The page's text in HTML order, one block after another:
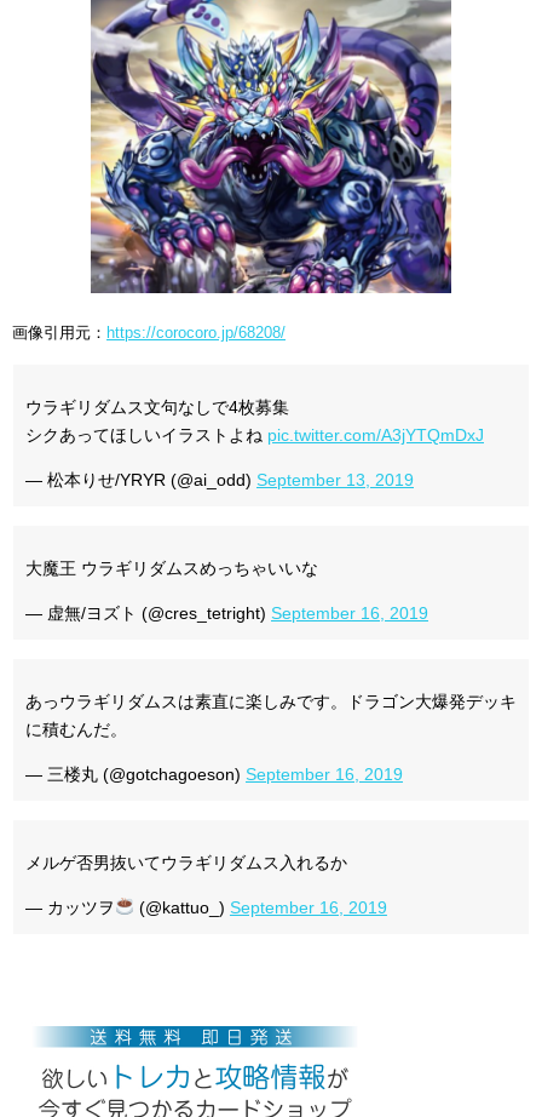
画像引用元： https://corocoro.jp/68208/
ウラギリダムス文句なしで4枚募集
シクあってほしいイラストよね pic.twitter.com/A3jYTQmDxJ
— 松本りせ/YRYR (@ai_odd) September 13, 2019
大魔王 ウラギリダムスめっちゃいいな
— 虚無/ヨズト (@cres_tetright) September 16, 2019
あっウラギリダムスは素直に楽しみです。ドラゴン大爆発デッキ
に積むんだ。
— 三楼丸 (@gotchagoeson) September 16, 2019
メルゲ否男抜いてウラギリダムス入れるか
— カッツヲ (@kattuo_) September 16, 2019